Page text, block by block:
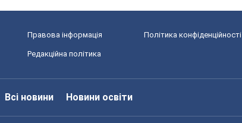
Правова інформація Політика конфіденційності
Редакційна політика
Всі новини Новини освіти